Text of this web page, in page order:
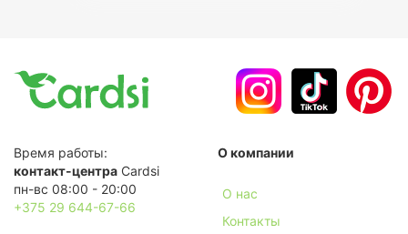
Время работы:
контакт-центра Cardsi
пн-вс 08:00 - 20:00
+375 29 644-67-66
О компании
О нас
Контакты